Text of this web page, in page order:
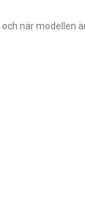
när modellen